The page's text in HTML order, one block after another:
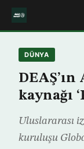
DÜNYA
kaynağı
Uluslararası
kuruluşu